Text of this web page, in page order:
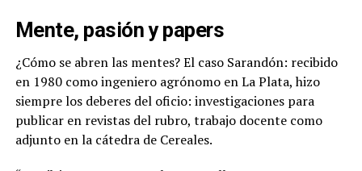
Mente, pasión y papers
¿Cómo se abren las mentes? El caso Sarandón: recibido
en 1980 como ingeniero agrónomo en La Plata, hizo
siempre los deberes del oficio: investigaciones para
publicar en revistas del rubro, trabajo docente como
adjunto en la cátedra de Cereales.